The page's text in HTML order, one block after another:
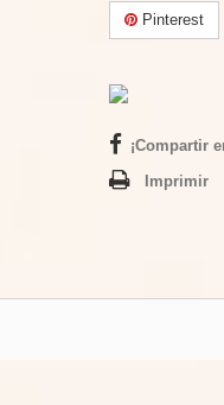
Pinterest
¡Compartir
Imprimir